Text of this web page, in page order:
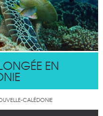
EN
CALÉDONIE